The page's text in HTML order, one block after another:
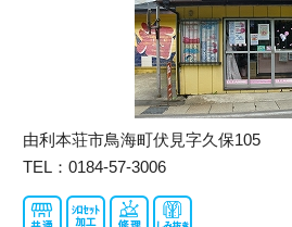
由利本荘市鳥海町伏見字久保105
TEL：0184-57-3006